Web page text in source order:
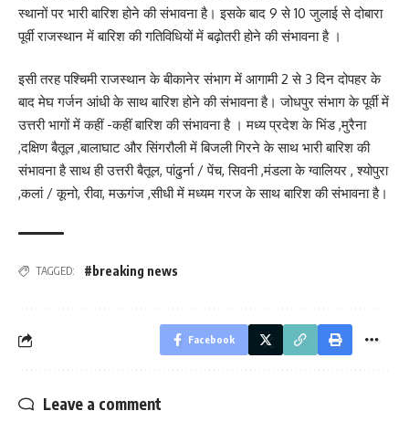
स्थानों पर भारी बारिश होने की संभावना है। इसके बाद 9 से 10 जुलाई से दोबारा
पूर्वी राजस्थान में बारिश की गतिविधियों में बढ़ोतरी होने की संभावना है ।
इसी तरह पश्चिमी राजस्थान के बीकानेर संभाग में आगामी 2 से 3 दिन दोपहर के
बाद मेघ गर्जन आंधी के साथ बारिश होने की संभावना है। जोधपुर संभाग के पूर्वी में
उत्तरी भागों में कहीं -कहीं बारिश की संभावना है । मध्य प्रदेश के भिंड ,मुरैना
,दक्षिण बैतूल ,बालाघाट और सिंगरौली में बिजली गिरने के साथ भारी बारिश की
संभावना है साथ ही उत्तरी बैतूल, पांढुर्ना / पेंच, सिवनी ,मंडला के ग्वालियर , श्योपुरा
,कलां / कूनो, रीवा, मऊगंज ,सीधी में मध्यम गरज के साथ बारिश की संभावना है।
TAGGED: #breaking news
Facebook
Leave a comment